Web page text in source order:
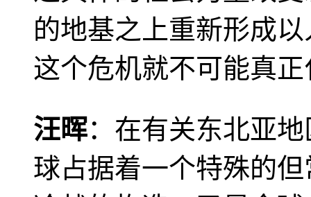
的地基之上重新形成
这个危机就不可能真
汪晖：在有关东北亚
球占据着一个特殊的